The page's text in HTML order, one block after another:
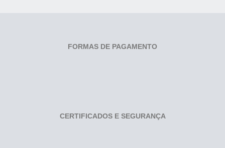
FORMAS DE PAGAMENTO
CERTIFICADOS E SEGURANÇA